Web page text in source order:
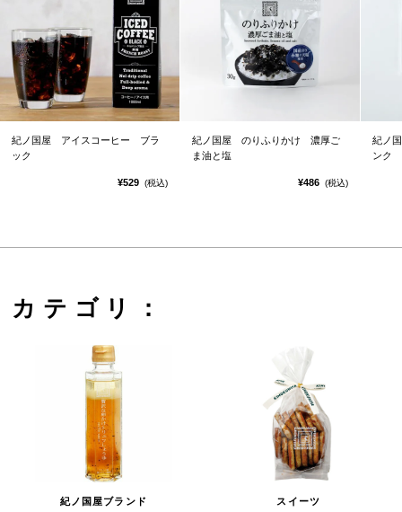
紀ノ国屋 アイスコーヒー ブラ
ック
¥529 (税込)
紀ノ国屋 のりふりかけ 濃厚ご
ま油と塩
¥486 (税込)
紀ノ
ンク
カテゴリ：
紀ノ国屋ブランド スイーツ